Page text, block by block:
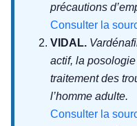
précautions
Consulter la
VIDAL.
actif, la
traitement des
l’homme adulte.
Consulter la